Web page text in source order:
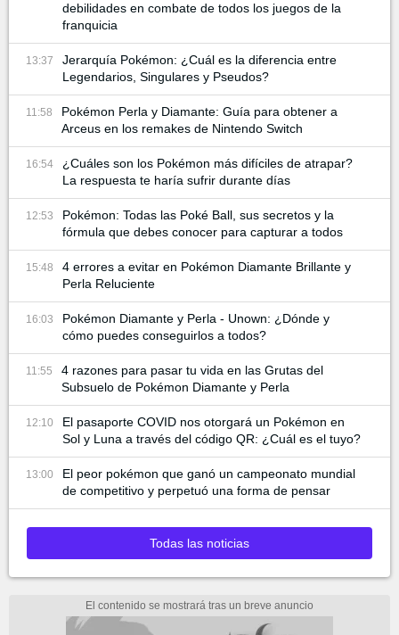
debilidades en combate de todos los juegos de la
franquicia
13:37
Jerarquía Pokémon: ¿Cuál es la diferencia entre
Legendarios, Singulares y Pseudos?
11:58
Pokémon Perla y Diamante: Guía para obtener a
Arceus en los remakes de Nintendo Switch
16:54
¿Cuáles son los Pokémon más difíciles de atrapar?
La respuesta te haría sufrir durante días
12:53
Pokémon: Todas las Poké Ball, sus secretos y la
fórmula que debes conocer para capturar a todos
15:48
4 errores a evitar en Pokémon Diamante Brillante y
Perla Reluciente
16:03
Pokémon Diamante y Perla - Unown: ¿Dónde y
cómo puedes conseguirlos a todos?
11:55
4 razones para pasar tu vida en las Grutas del
Subsuelo de Pokémon Diamante y Perla
12:10
El pasaporte COVID nos otorgará un Pokémon en
Sol y Luna a través del código QR: ¿Cuál es el tuyo?
13:00
El peor pokémon que ganó un campeonato mundial
de competitivo y perpetuó una forma de pensar
Todas las noticias